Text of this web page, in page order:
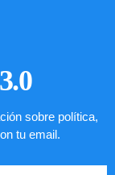
sobre política,
tu email.